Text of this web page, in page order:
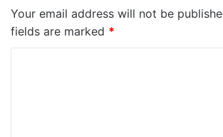
Your email address will not be
fields are marked *